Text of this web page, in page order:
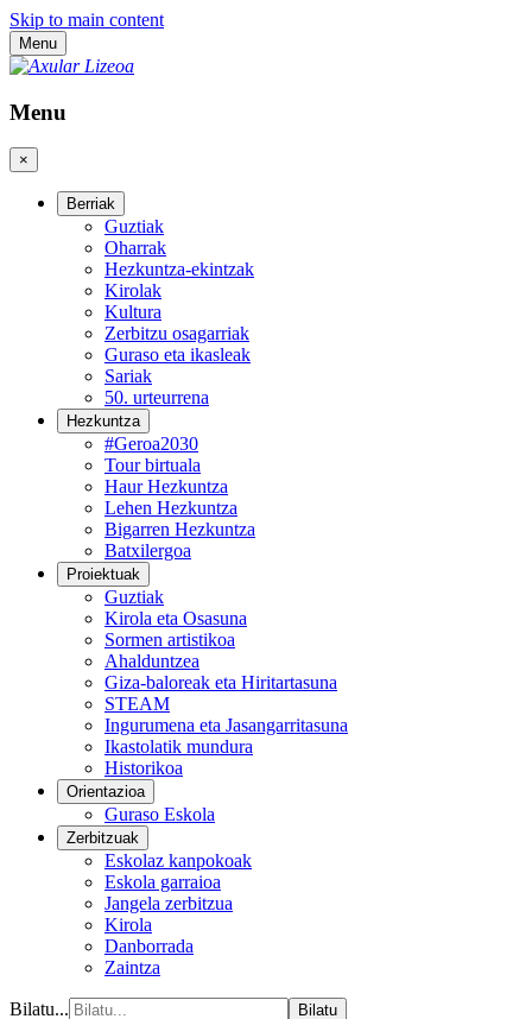
Skip to main content
Menu
Menu
×
Berriak
Guztiak
Oharrak
Hezkuntza-ekintzak
Kirolak
Kultura
Zerbitzu osagarriak
Guraso eta ikasleak
Sariak
50. urteurrena
Hezkuntza
#Geroa2030
Tour birtuala
Haur Hezkuntza
Lehen Hezkuntza
Bigarren Hezkuntza
Batxilergoa
Proiektuak
Guztiak
Kirola eta Osasuna
Sormen artistikoa
Ahalduntzea
Giza-baloreak eta Hiritartasuna
STEAM
Ingurumena eta Jasangarritasuna
Ikastolatik mundura
Historikoa
Orientazioa
Guraso Eskola
Zerbitzuak
Eskolaz kanpokoak
Eskola garraioa
Jangela zerbitzua
Kirola
Danborrada
Zaintza
Bilatu... Bilatu